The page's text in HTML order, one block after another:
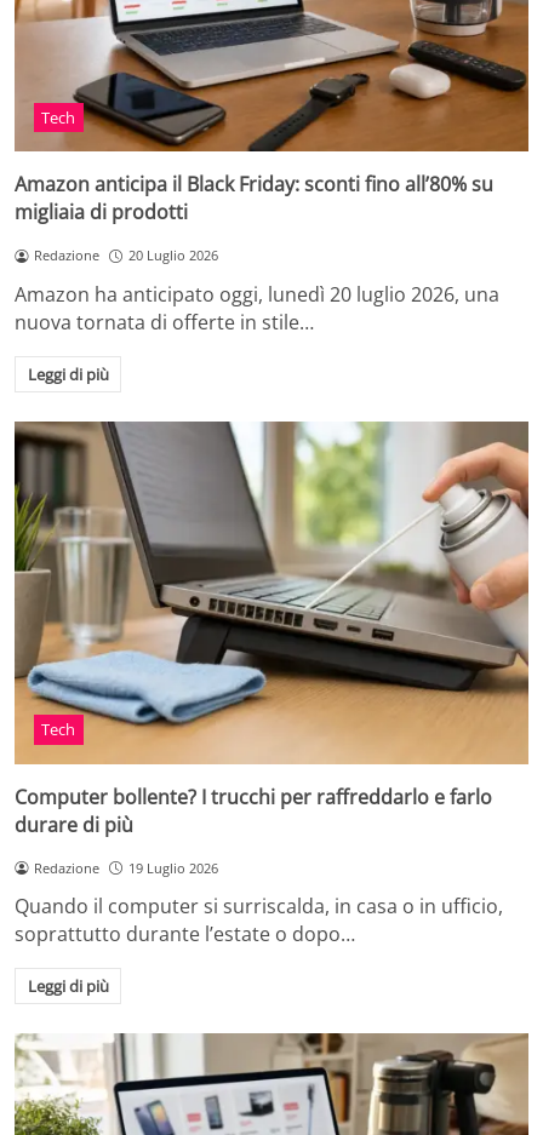
Tech
Amazon anticipa il Black Friday: sconti fino all’80% su
migliaia di prodotti
Redazione 20 Luglio 2026
Amazon ha anticipato oggi, lunedì 20 luglio 2026, una
nuova tornata di offerte in stile…
Leggi di più
Tech
Computer bollente? I trucchi per raffreddarlo e farlo
durare di più
Redazione 19 Luglio 2026
Quando il computer si surriscalda, in casa o in ufficio,
soprattutto durante l’estate o dopo…
Leggi di più